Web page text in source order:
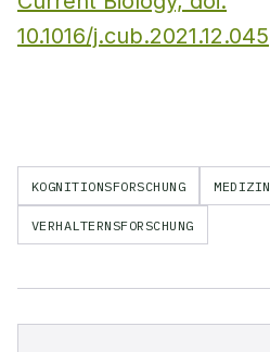
10.1016/j.cub.2021.12.045
KOGNITIONSFORSCHUNG MEDIZIN
VERHALTERNSFORSCHUNG